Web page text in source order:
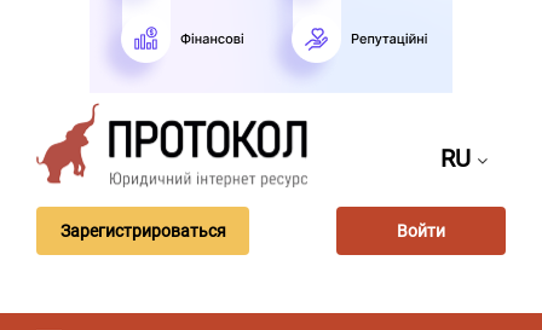
RU
Зарегистрироваться Войти